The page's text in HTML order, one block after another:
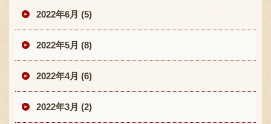
2022年6月 (5)
2022年5月 (8)
2022年4月 (6)
2022年3月 (2)